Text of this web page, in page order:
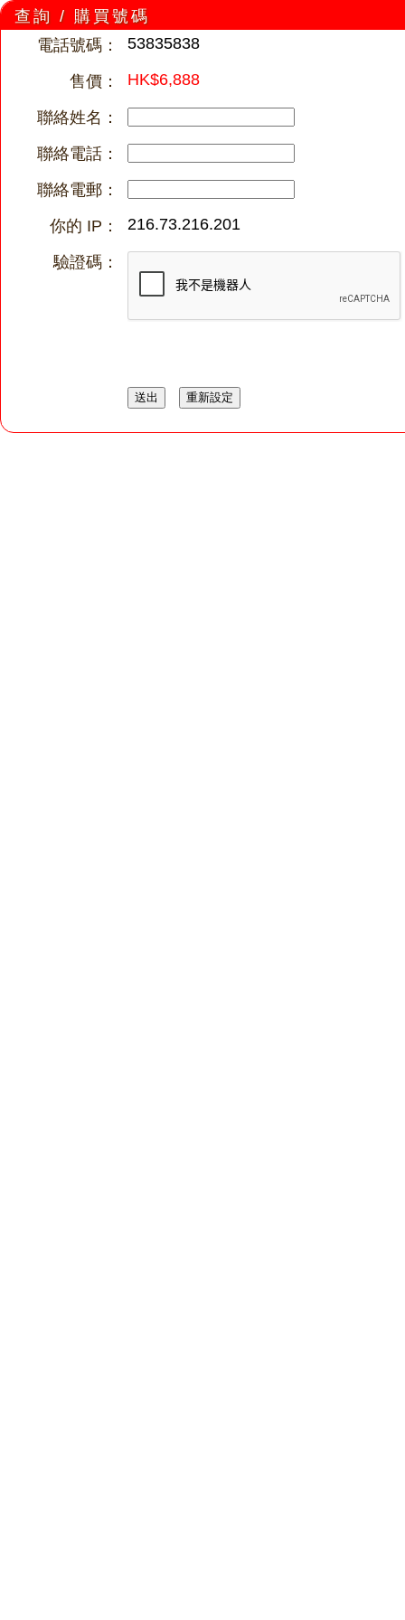
查詢 / 購買號碼
電話號碼：
53835838
售價： HK$6,888
聯絡姓名：
聯絡電話：
聯絡電郵：
你的 IP：
216.73.216.201
驗證碼：